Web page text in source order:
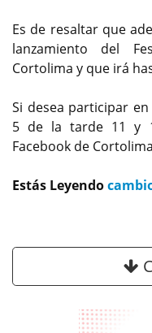
Es de resaltar que
lanzamiento del
Cortolima y que irá
Si desea participar
5 de la tarde 11 y
Facebook de
Estás Leyendo